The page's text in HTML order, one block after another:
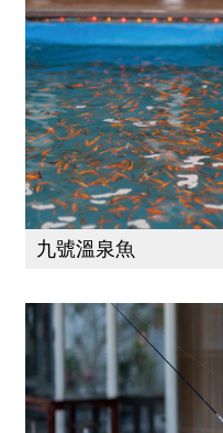
九號溫泉魚